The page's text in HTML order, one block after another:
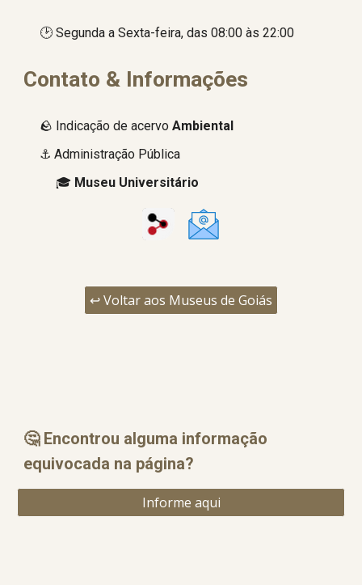
🕑Segunda a Sexta-feira, das 08:00 às 22:00
Contato & Informações
🪨 Indicação de acervoAmbiental
⚓ Administração Pública
🎓 Museu Universitário
↩️ Voltar aos Museus de Goiás
🤔 Encontrou alguma informação
equivocada na página?
Informe aqui